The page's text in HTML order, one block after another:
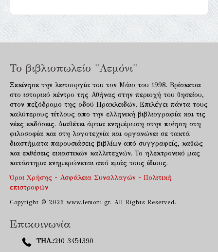
Το βιβλιοπωλείο "Λεμόνι"
Ξεκίνησε την λειτουργία του τον Μάιο του 1998. Βρίσκεται
στο ιστορικό κέντρο της Αθήνας στην περιοχή του θησείου,
στον πεζόδρομο της οδού Ηρακλειδών. Επιλέγει πάντα τους
καλύτερους τίτλους απο την ελληνική βιβλιογραφία και τις
νέες εκδόσεις. Διαθέτει άρτια ενημέρωση στην ποίηση στη
φιλοσοφία και στη λογοτεχνία και οργανώνει σε τακτά
διαστήματα παρουσιάσεις βιβλίων από συγγραφείς, καθώς
και εκθέσεις εικαστικών καλλιτεχνών. Το ηλεκτρονικό μας
κατάστημα ενημερώνεται από εμάς τους ίδιους.
Όροι Χρήσης - Ασφάλεια Συναλλαγών - Πολιτική
επιστροφών
Copyright © 2026 www.lemoni.gr. All Rights Reserved.
Επικοινωνία
ΤΗΛ.:210 3451390